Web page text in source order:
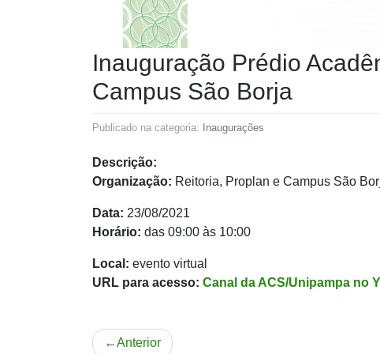
Inauguração Prédio
Campus São Borja
Publicado na categoria: Inaugurações
Descrição:
Organização: Reitoria, Proplan e Campus São
Data: 23/08/2021
Horário: das 09:00 às 10:00
Local: evento virtual
URL para acesso: Canal da ACS/Unipampa no
Navegação
Anterior